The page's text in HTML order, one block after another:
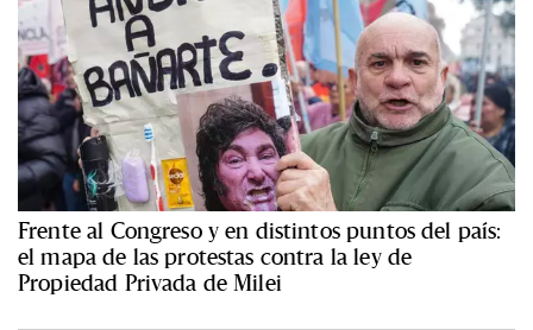
Frente al Congreso y en distintos puntos del país:
el mapa de las protestas contra la ley de
Propiedad Privada de Milei